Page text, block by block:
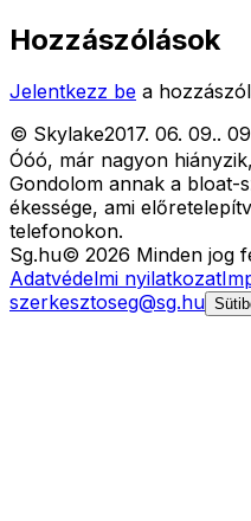
Hozzászólások
Jelentkezz be a
© Skylake2017. 06. 09..
Óóó, már nagyon
Gondolom annak a bloat-
ékessége, ami
telefonokon.
Sg.hu© 2026 Minden jog
Adatvédelmi nyilatkozat
szerkesztoseg@sg.hu